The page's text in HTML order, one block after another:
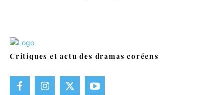
Critiques et actu des dramas coréens